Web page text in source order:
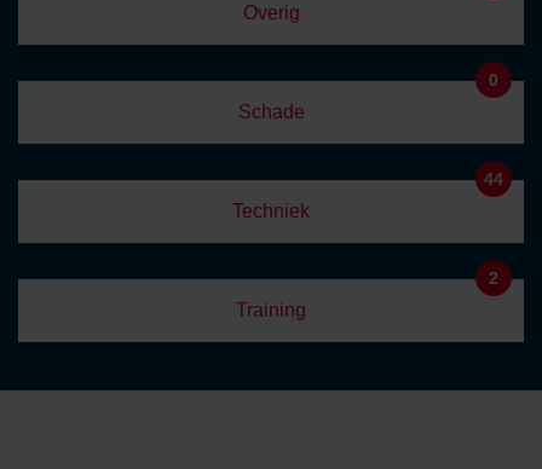
Overig
Schade
0
Techniek
44
Training
2